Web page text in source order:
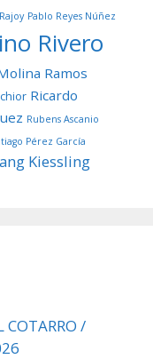
Pablo Reyes Núñez
Rivero
Ramos
Ricardo
Rubens Ascanio
Pérez García
Kiessling
COTARRO /